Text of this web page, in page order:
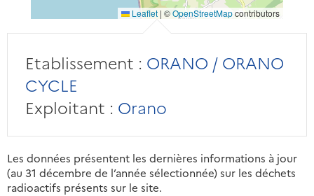
Leaflet | ©OpenStreetMapcontributors
Etablissement : ORANO / ORANO
CYCLE
Exploitant : Orano
Les données présentent les dernières informations à jour
(au 31 décembre de l’année sélectionnée) sur les déchets
radioactifs présents sur le site.